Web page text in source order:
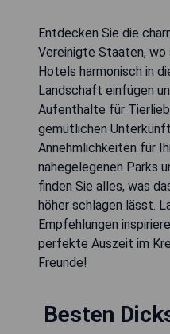
Entdecken Sie die
Vereinigte Staaten, wo
Hotels harmonisch in
Landschaft einfügen
Aufenthalte für
gemütlichen
Annehmlichkeiten für
nahegelegenen Parks
finden Sie alles, was
höher schlagen lässt.
Empfehlungen
perfekte Auszeit im
Freunde!
Besten